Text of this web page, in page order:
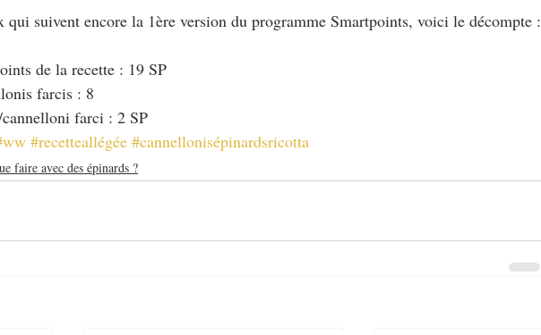
qui suivent encore la 1ère version du programme Smartpoints, voici le décompte :
de la recette : 19 SP
farcis : 8
farci : 2 SP
#recetteallégée #cannellonisépinardsricotta
faire avec des épinards ?